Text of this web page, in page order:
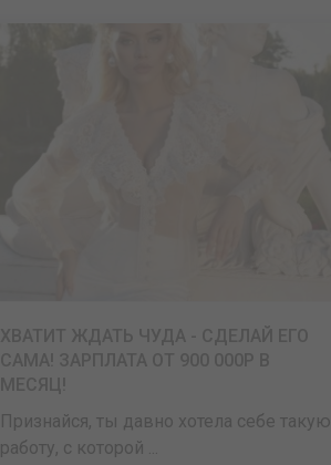
Признайся, ты давно хотела себе такую
работу, с которой ...